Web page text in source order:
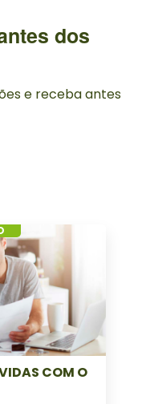
dos
e receba antes
COM O